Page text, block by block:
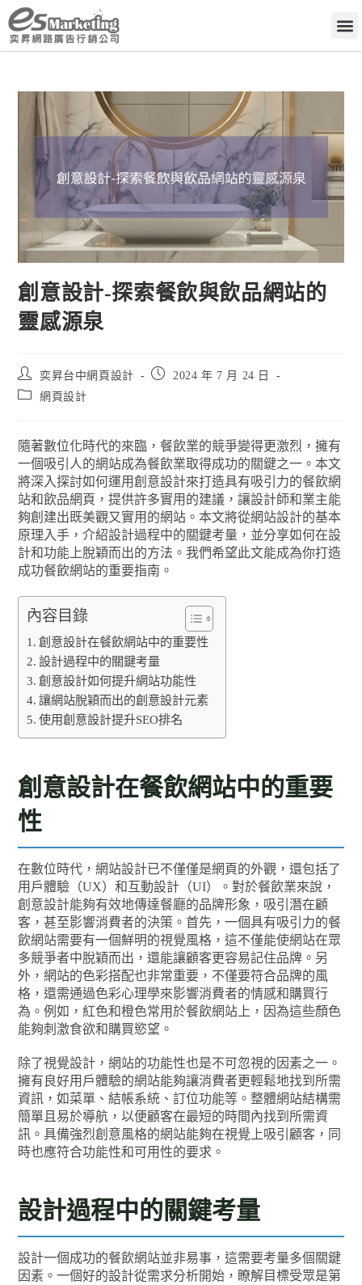
創意設計-探索餐飲與飲品網站的
靈感源泉
奕昇台中網頁設計
2024 年 7 月 24 日
網頁設計
隨著數位化時代的來臨，餐飲業的競爭變得更激烈，擁有
一個吸引人的網站成為餐飲業取得成功的關鍵之一。本文
將深入探討如何運用創意設計來打造具有吸引力的餐飲網
站和飲品網頁，提供許多實用的建議，讓設計師和業主能
夠創建出既美觀又實用的網站。本文將從網站設計的基本
原理入手，介紹設計過程中的關鍵考量，並分享如何在設
計和功能上脫穎而出的方法。我們希望此文能成為你打造
成功餐飲網站的重要指南。
內容目錄
創意設計在餐飲網站中的重要性
設計過程中的關鍵考量
創意設計如何提升網站功能性
讓網站脫穎而出的創意設計元素
使用創意設計提升SEO排名
創意設計在餐飲網站中的重要
性
在數位時代，網站設計已不僅僅是網頁的外觀，還包括了
用戶體驗（UX）和互動設計（UI）。對於餐飲業來說，
創意設計能夠有效地傳達餐廳的品牌形象，吸引潛在顧
客，甚至影響消費者的決策。首先，一個具有吸引力的餐
飲網站需要有一個鮮明的視覺風格，這不僅能使網站在眾
多競爭者中脫穎而出，還能讓顧客更容易記住品牌。另
外，網站的色彩搭配也非常重要，不僅要符合品牌的風
格，還需通過色彩心理學來影響消費者的情感和購買行
為。例如，紅色和橙色常用於餐飲網站上，因為這些顏色
能夠刺激食欲和購買慾望。
除了視覺設計，網站的功能性也是不可忽視的因素之一。
擁有良好用戶體驗的網站能夠讓消費者更輕鬆地找到所需
資訊，如菜單、結帳系統、訂位功能等。整體網站結構需
簡單且易於導航，以便顧客在最短的時間內找到所需資
訊。具備強烈創意風格的網站能夠在視覺上吸引顧客，同
時也應符合功能性和可用性的要求。
設計過程中的關鍵考量
設計一個成功的餐飲網站並非易事，這需要考量多個關鍵
因素。一個好的設計從需求分析開始，瞭解目標受眾是第